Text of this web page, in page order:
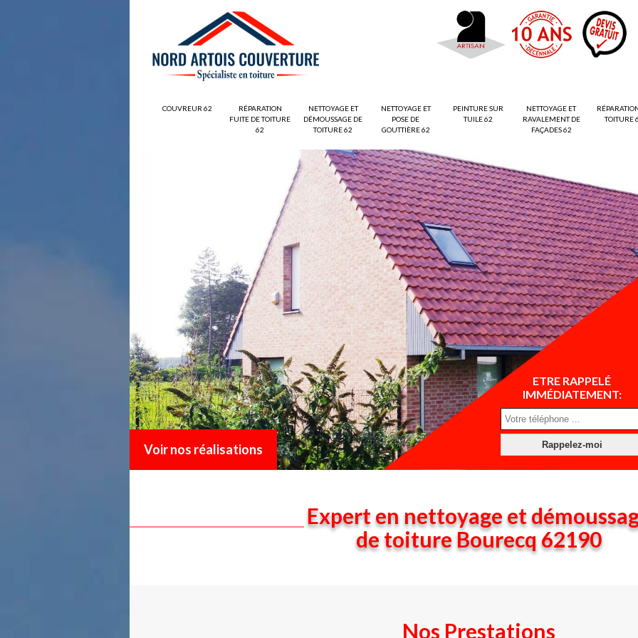
COUVREUR 62
RÉPARATION
FUITE DE TOITURE
62
NETTOYAGE ET
DÉMOUSSAGE DE
TOITURE 62
NETTOYAGE ET
POSE DE
GOUTTIÈRE 62
PEINTURE SUR
TUILE 62
NETTOYAGE ET
RAVALEMENT DE
FAÇADES 62
TOITURE
Voir nos réalisations
ETRE RAPPELÉ
IMMÉDIATEMENT:
Expert en nettoyage et
de toiture Bourecq 62190
Nos Prestations